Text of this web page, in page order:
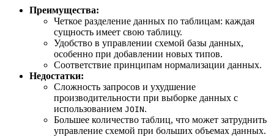
Преимущества:
Четкое разделение данных по таблицам: каждая
сущность имеет свою таблицу.
Удобство в управлении схемой базы данных,
особенно при добавлении новых типов.
Соответствие принципам нормализации данных.
Недостатки:
Сложность запросов и ухудшение
производительности при выборке данных с
использованием JOIN.
Большее количество таблиц, что может затруднить
управление схемой при больших объемах данных.